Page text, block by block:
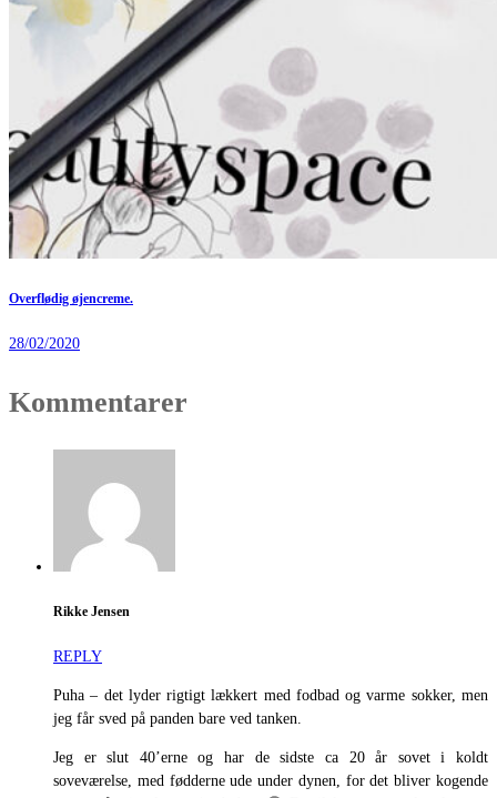
Overflødig øjencreme.
28/02/2020
Kommentarer
Rikke Jensen
REPLY
Puha – det lyder rigtigt lækkert med fodbad og varme sokker, men
jeg får sved på panden bare ved tanken.
Jeg er slut 40’erne og har de sidste ca 20 år sovet i koldt
soveværelse, med fødderne ude under dynen, for det bliver kogende